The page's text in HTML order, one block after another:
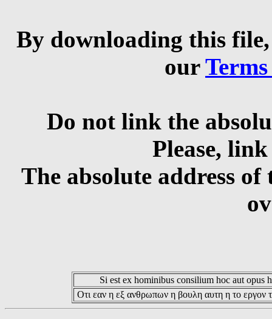
By downloading this
our
Do not link the
Please,
The absolute address
Si est ex hominibus consilium hoc aut opus
Οτι εαν η εξ ανθρωπων η βουλη αυτη η το εργον